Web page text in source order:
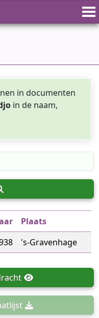
in documenten
in de naam,
Plaats
's-Gravenhage